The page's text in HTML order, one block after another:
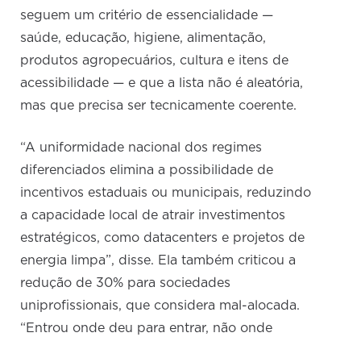
seguem um critério de essencialidade —
saúde, educação, higiene, alimentação,
produtos agropecuários, cultura e itens de
acessibilidade — e que a lista não é aleatória,
mas que precisa ser tecnicamente coerente.
“A uniformidade nacional dos regimes
diferenciados elimina a possibilidade de
incentivos estaduais ou municipais, reduzindo
a capacidade local de atrair investimentos
estratégicos, como datacenters e projetos de
energia limpa”, disse. Ela também criticou a
redução de 30% para sociedades
uniprofissionais, que considera mal-alocada.
“Entrou onde deu para entrar, não onde